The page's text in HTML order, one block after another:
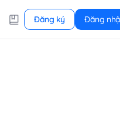
Đăng ký Đăng